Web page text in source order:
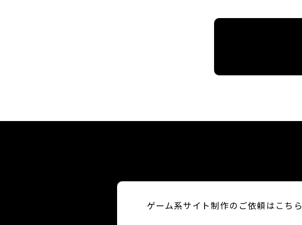
ゲーム系サイト制作のご依頼はこちら